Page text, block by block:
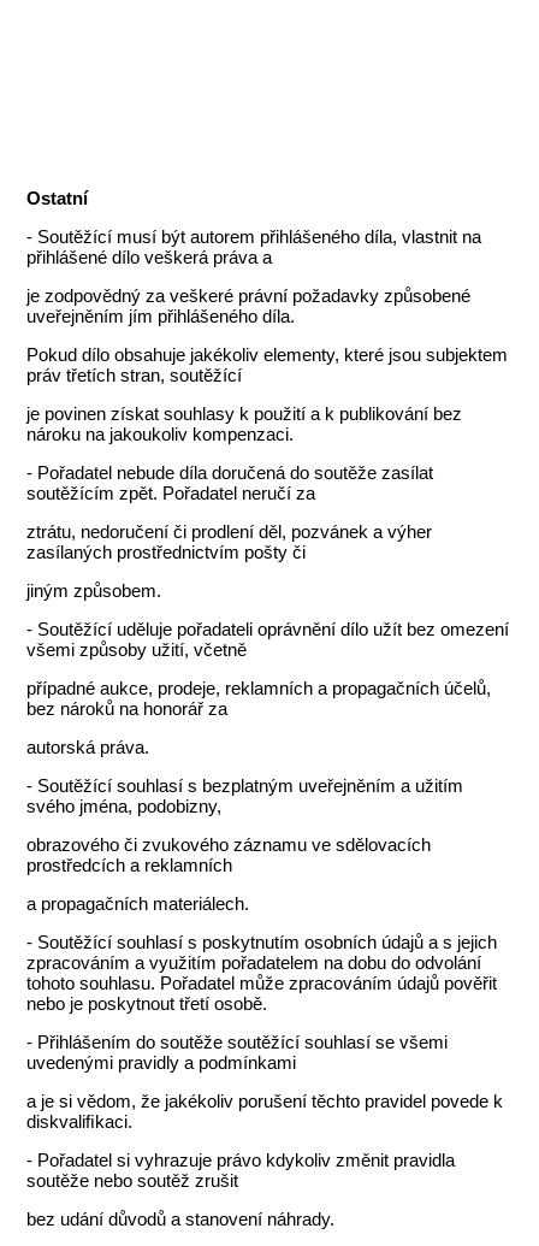
Ostatní
- Soutěžící musí být autorem přihlášeného díla, vlastnit na
přihlášené dílo veškerá práva a
je zodpovědný za veškeré právní požadavky způsobené
uveřejněním jím přihlášeného díla.
Pokud dílo obsahuje jakékoliv elementy, které jsou subjektem
práv třetích stran, soutěžící
je povinen získat souhlasy k použití a k publikování bez
nároku na jakoukoliv kompenzaci.
- Pořadatel nebude díla doručená do soutěže zasílat
soutěžícím zpět. Pořadatel neručí za
ztrátu, nedoručení či prodlení děl, pozvánek a výher
zasílaných prostřednictvím pošty či
jiným způsobem.
- Soutěžící uděluje pořadateli oprávnění dílo užít bez omezení
všemi způsoby užití, včetně
případné aukce, prodeje, reklamních a propagačních účelů,
bez nároků na honorář za
autorská práva.
- Soutěžící souhlasí s bezplatným uveřejněním a užitím
svého jména, podobizny,
obrazového či zvukového záznamu ve sdělovacích
prostředcích a reklamních
a propagačních materiálech.
- Soutěžící souhlasí s poskytnutím osobních údajů a s jejich
zpracováním a využitím pořadatelem na dobu do odvolání
tohoto souhlasu. Pořadatel může zpracováním údajů pověřit
nebo je poskytnout třetí osobě.
- Přihlášením do soutěže soutěžící souhlasí se všemi
uvedenými pravidly a podmínkami
a je si vědom, že jakékoliv porušení těchto pravidel povede k
diskvaliﬁkaci.
- Pořadatel si vyhrazuje právo kdykoliv změnit pravidla
soutěže nebo soutěž zrušit
bez udání důvodů a stanovení náhrady.